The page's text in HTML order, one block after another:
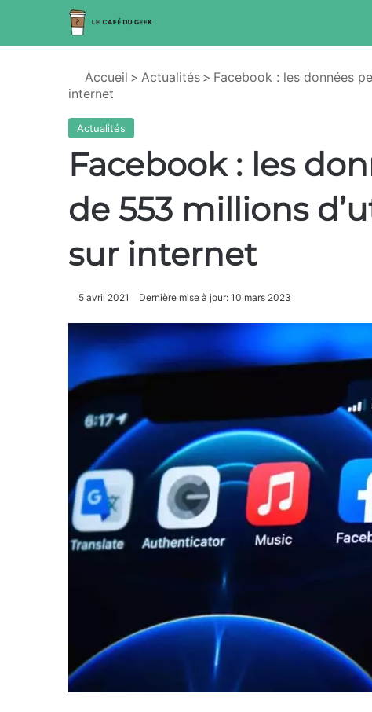
Accueil > Actualités > Facebook : les données
internet
Actualités
Facebook : les
de 553 millions
sur internet
5 avril 2021 Dernière mise à jour: 10 mars 2023